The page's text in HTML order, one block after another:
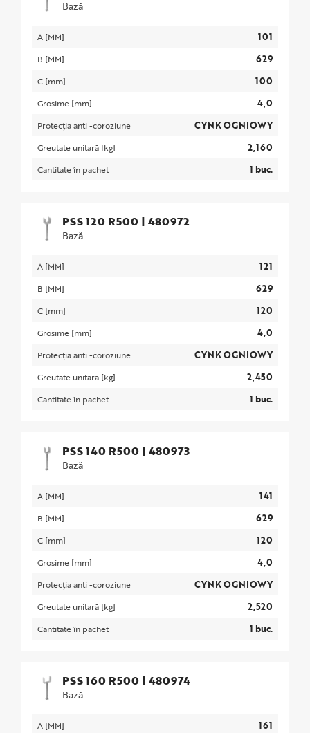
Bază
A [MM] 101
B [MM] 629
C [mm] 100
Grosime [mm] 4,0
Protecția anti -coroziune CYNK OGNIOWY
Greutate unitară [kg] 2,160
Cantitate în pachet 1 buc.
PSS 120 R500 | 480972
Bază
A [MM] 121
B [MM] 629
C [mm] 120
Grosime [mm] 4,0
Protecția anti -coroziune CYNK OGNIOWY
Greutate unitară [kg] 2,450
Cantitate în pachet 1 buc.
PSS 140 R500 | 480973
Bază
A [MM] 141
B [MM] 629
C [mm] 120
Grosime [mm] 4,0
Protecția anti -coroziune CYNK OGNIOWY
Greutate unitară [kg] 2,520
Cantitate în pachet 1 buc.
PSS 160 R500 | 480974
Bază
A [MM] 161